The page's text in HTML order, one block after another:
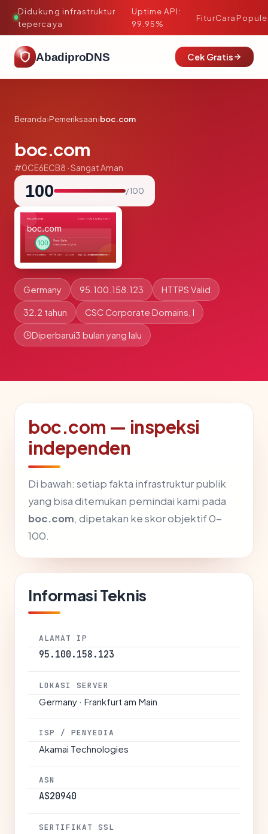
Didukung infrastruktur
tepercaya
·
Uptime API:
99.95%
FiturCara
AbadiproDNS Cek Gratis
Beranda›Pemeriksaan›boc.com
boc.com
#0CE6ECB8 · Sangat Aman
100 / 100
Germany 95.100.158.123 HTTPS Valid
32.2 tahun CSC Corporate Domains, I
Diperbarui3 bulan yang lalu
boc.com — inspeksi
independen
Di bawah: setiap fakta infrastruktur publik
yang bisa ditemukan pemindai kami pada
boc.com, dipetakan ke skor objektif 0-
100.
Informasi Teknis
ALAMAT IP
95.100.158.123
LOKASI SERVER
Germany · Frankfurt am Main
ISP / PENYEDIA
Akamai Technologies
ASN
AS20940
SERTIFIKAT SSL